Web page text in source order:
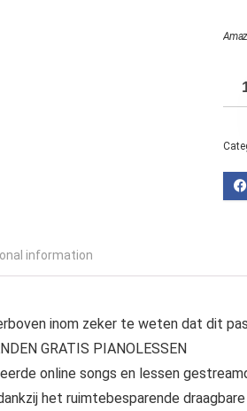
information
inom zeker te weten dat dit
GRATIS PIANOLESSEN
online songs en lessen
het ruimtebesparende